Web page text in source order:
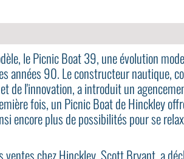
le Picnic Boat 39, une évolution
années 90. Le constructeur nautique,
de l'innovation, a introduit un
fois, un Picnic Boat de Hinckley
encore plus de possibilités pour se
chez Hinckley, Scott Bryant, a